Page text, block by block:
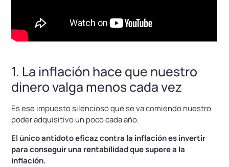
1. La inflación hace que nuestro
dinero valga menos cada vez
Es ese impuesto silencioso que se va comiendo nuestro
poder adquisitivo un poco cada año.
El único antídoto eficaz contra la inflación es invertir
para conseguir una rentabilidad que supere a la
inflación.